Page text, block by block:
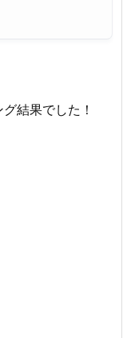
結果でした！